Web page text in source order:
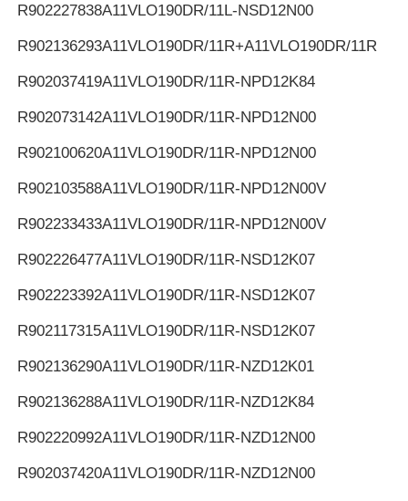
YUKEN 水圧バルブ
Yukenの油圧ポンプ
R902227838A11VLO190DR/11L-NSD12N00
R902136293A11VLO190DR/11R+A11VLO190DR/11R
R902037419A11VLO190DR/11R-NPD12K84
R902073142A11VLO190DR/11R-NPD12N00
R902100620A11VLO190DR/11R-NPD12N00
R902103588A11VLO190DR/11R-NPD12N00V
R902233433A11VLO190DR/11R-NPD12N00V
R902226477A11VLO190DR/11R-NSD12K07
R902223392A11VLO190DR/11R-NSD12K07
R902117315A11VLO190DR/11R-NSD12K07
R902136290A11VLO190DR/11R-NZD12K01
R902136288A11VLO190DR/11R-NZD12K84
R902220992A11VLO190DR/11R-NZD12N00
R902037420A11VLO190DR/11R-NZD12N00